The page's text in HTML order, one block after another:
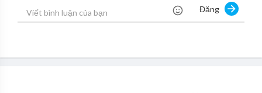
Đăng